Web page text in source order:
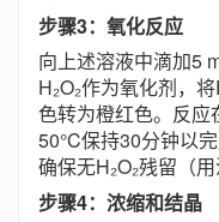
步骤3：氧化反应
向上述溶液中滴加5
H₂O₂作为氧化剂，
色转为橙红色。反应
50°C保持30分钟以
确保无H₂O₂残留（
步骤4：浓缩和结晶